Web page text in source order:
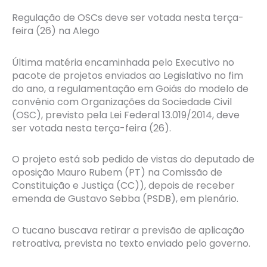
Regulação de OSCs deve ser votada nesta terça-
feira (26) na Alego
Última matéria encaminhada pelo Executivo no
pacote de projetos enviados ao Legislativo no fim
do ano, a regulamentação em Goiás do modelo de
convênio com Organizações da Sociedade Civil
(OSC), previsto pela Lei Federal 13.019/2014, deve
ser votada nesta terça-feira (26).
O projeto está sob pedido de vistas do deputado de
oposição Mauro Rubem (PT) na Comissão de
Constituição e Justiça (CC)), depois de receber
emenda de Gustavo Sebba (PSDB), em plenário.
O tucano buscava retirar a previsão de aplicação
retroativa, prevista no texto enviado pelo governo.